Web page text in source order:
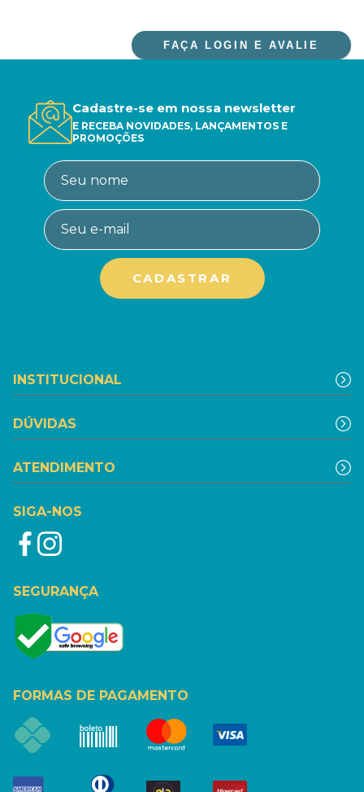
FAÇA LOGIN E AVALIE
Cadastre-se em nossa newsletter
E RECEBA NOVIDADES, LANÇAMENTOS E
PROMOÇÕES
INSTITUCIONAL
DÚVIDAS
ATENDIMENTO
SIGA-NOS
SEGURANÇA
FORMAS DE PAGAMENTO